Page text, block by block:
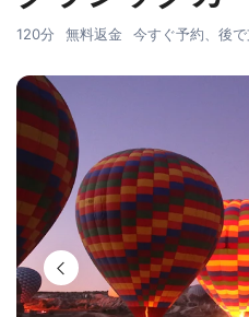
120分 無料返金 今すぐ予約、後で